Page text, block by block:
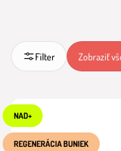
Filter Zobraziť
NAD+
REGENERÁCIA BUNIEK